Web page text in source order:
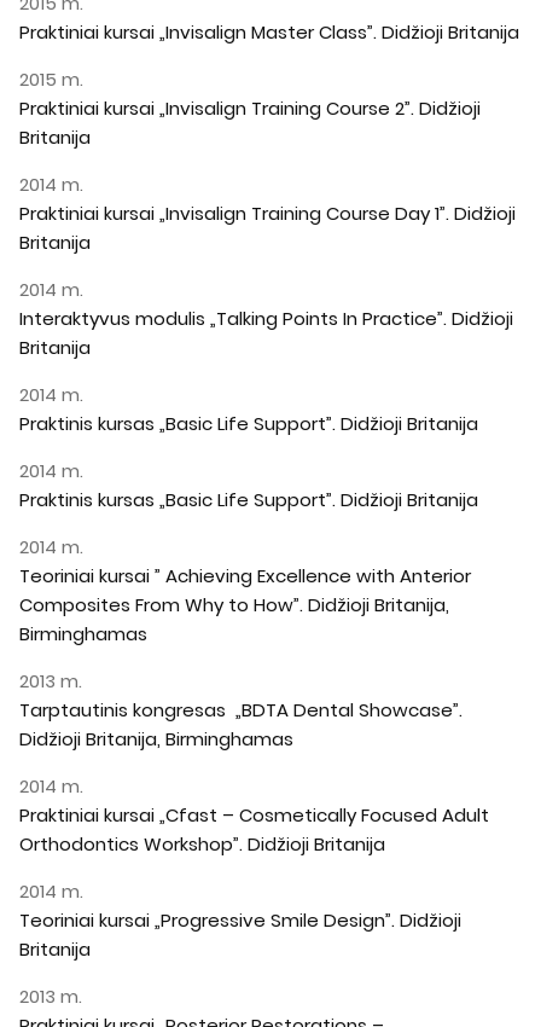
Praktiniai kursai „Invisalign Master Class”. Didžioji Britanija
2015 m.
Praktiniai kursai „Invisalign Training Course 2”. Didžioji
Britanija
2014 m.
Praktiniai kursai „Invisalign Training Course Day 1”. Didžioji
Britanija
2014 m.
Interaktyvus modulis „Talking Points In Practice”. Didžioji
Britanija
2014 m.
Praktinis kursas „Basic Life Support”. Didžioji Britanija
2014 m.
Praktinis kursas „Basic Life Support”. Didžioji Britanija
2014 m.
Teoriniai kursai ” Achieving Excellence with Anterior
Composites From Why to How”. Didžioji Britanija,
Birminghamas
2013 m.
Tarptautinis kongresas „BDTA Dental Showcase”.
Didžioji Britanija, Birminghamas
2014 m.
Praktiniai kursai „Cfast – Cosmetically Focused Adult
Orthodontics Workshop”. Didžioji Britanija
2014 m.
Teoriniai kursai „Progressive Smile Design”. Didžioji
Britanija
2013 m.